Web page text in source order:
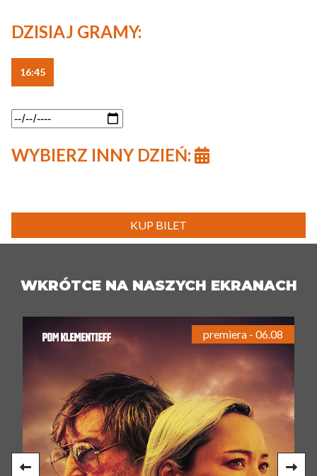
DZISIAJ GRAMY:
16:45
WYBIERZ INNY DZIEŃ:
KUP BILET
WKRÓTCE NA NASZYCH EKRANACH
premiera - 06.08